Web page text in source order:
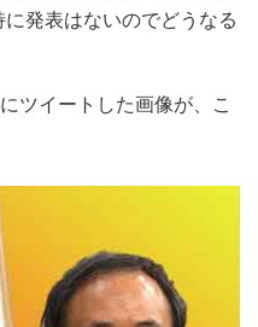
発表はないのでどうなる
ツイートした画像が、こ